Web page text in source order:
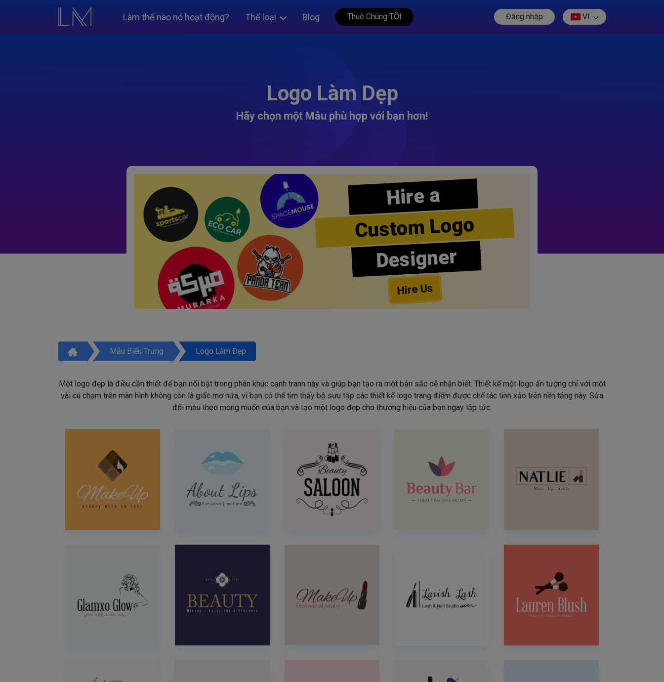
Làm thế nào nó hoạt động? Thể loại Blog Thuê Chúng TÔI Đăng nhập VI
Logo Làm Dẹp
Hãy chọn một Mẫu phù hợp với bạn hơn!
Hire a
Custom Logo
Designer
Hire Us
Mẫu Biểu Trưng Logo Làm Đẹp
Một logo đẹp là điều cần thiết để bạn nổi bật trong phân khúc cạnh tranh này và giúp bạn tạo ra một bản sắc dễ nhận biết. Thiết kế một logo ấn tượng chỉ với một
vài cú chạm trên màn hình không còn là giấc mơ nữa, vì bạn có thể tìm thấy bộ sưu tập các thiết kế logo trang điểm được chế tác tinh xảo trên nền tảng này. Sửa
đổi mẫu theo mong muốn của bạn và tạo một logo đẹp cho thương hiệu của bạn ngay lập tức.